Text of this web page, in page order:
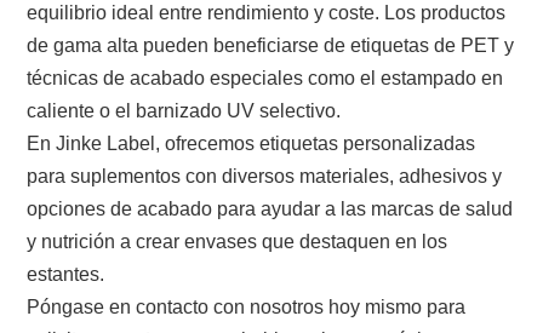
equilibrio ideal entre rendimiento y coste. Los productos
de gama alta pueden beneficiarse de etiquetas de PET y
técnicas de acabado especiales como el estampado en
caliente o el barnizado UV selectivo.
En Jinke Label, ofrecemos etiquetas personalizadas
para suplementos con diversos materiales, adhesivos y
opciones de acabado para ayudar a las marcas de salud
y nutrición a crear envases que destaquen en los
estantes.
Póngase en contacto con nosotros hoy mismo para